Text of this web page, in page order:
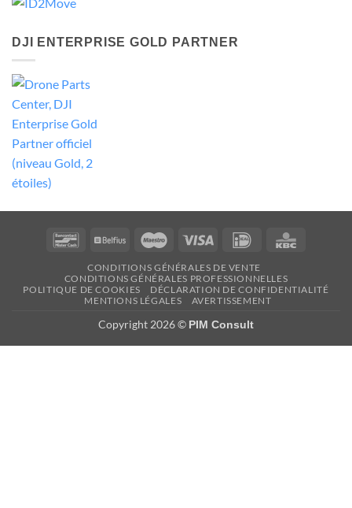
DJI ENTERPRISE GOLD PARTNER
BancontactBelfius Maestro Idéal
CONDITIONS GÉNÉRALES DE VENTE
CONDITIONS GÉNÉRALES PROFESSIONNELLES
POLITIQUE DE COOKIES
DÉCLARATION DE CONFIDENTIALITÉ
MENTIONS LÉGALES
AVERTISSEMENT
Copyright 2026 © PIM Consult